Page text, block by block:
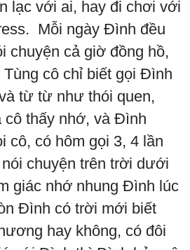
lạc với ai, hay đi chơi với
Mỗi ngày Đình đều
chuyện cả giờ đồng hồ,
Tùng cô chỉ biết gọi Đình
từ từ như thói quen,
thấy nhớ, và Đình
cô, có hôm gọi 3, 4 lần
chuyện trên trời dưới
giác nhớ nhung Đình lúc
Đình có trời mới biết
hay không, có đôi